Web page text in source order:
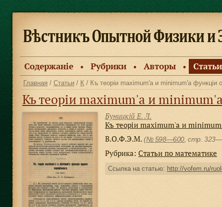
Содержанiе ● Рубрики ● Авторы ● Статьи
Главная / Статьи / К / Къ теоріи maximum'а и minimum'а функціи
Къ теоріи maximum'а и minimum'а
Буницкiй Е. Л.
Къ теоріи maximum'а и
В.О.Ф.Э.М. (№ 598—600 , стр.
Рубрика: Статьи по математике
Ссылка на статью: http://vofem.ru/